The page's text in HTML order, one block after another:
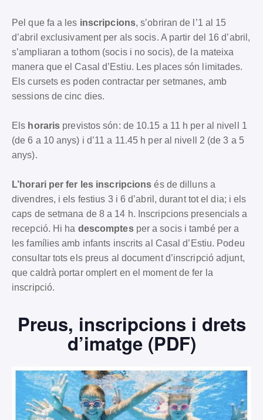
Pel que fa a les inscripcions, s’obriran de l’1 al 15
d’abril exclusivament per als socis. A partir del 16 d’abril,
s’ampliaran a tothom (socis i no socis), de la mateixa
manera que el Casal d’Estiu. Les places són limitades.
Els cursets es poden contractar per setmanes, amb
sessions de cinc dies.
Els horaris previstos són: de 10.15 a 11 h per al nivell 1
(de 6 a 10 anys) i d’11 a 11.45 h per al nivell 2 (de 3 a 5
anys).
L’horari per fer les inscripcions és de dilluns a
divendres, i els festius 3 i 6 d’abril, durant tot el dia; i els
caps de setmana de 8 a 14 h. Inscripcions presencials a
recepció. Hi ha descomptes per a socis i també per a
les famílies amb infants inscrits al Casal d’Estiu. Podeu
consultar tots els preus al document d’inscripció adjunt,
que caldrà portar omplert en el moment de fer la
inscripció.
Preus, inscripcions i drets
d’imatge (PDF)